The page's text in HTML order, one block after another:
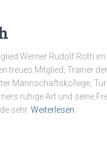
Werner Rudolf Roth
treues Mitglied, Trainer
Mannschaftskollege,
ruhige Art und seine
sehr Weiterlesen